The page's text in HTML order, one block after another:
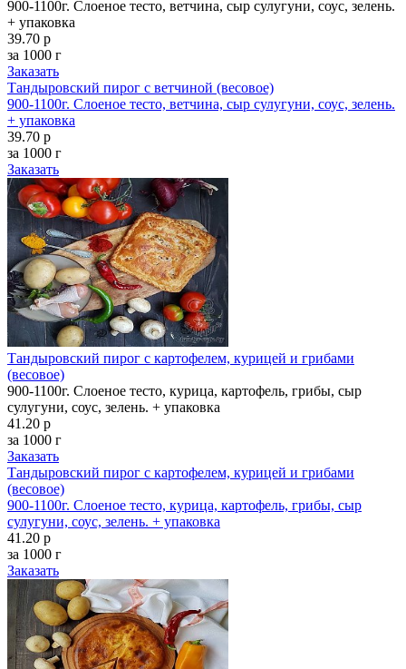
900-1100г. Слоеное тесто, ветчина, сыр сулугуни, соус, зелень.
+ упаковка
39.70 р
за 1000 г
Заказать
Тандыровский пирог с ветчиной (весовое)
900-1100г. Слоеное тесто, ветчина, сыр сулугуни, соус, зелень.
+ упаковка
39.70 р
за 1000 г
Заказать
Тандыровский пирог с картофелем, курицей и грибами
(весовое)
900-1100г. Слоеное тесто, курица, картофель, грибы, сыр
сулугуни, соус, зелень. + упаковка
41.20 р
за 1000 г
Заказать
Тандыровский пирог с картофелем, курицей и грибами
(весовое)
900-1100г. Слоеное тесто, курица, картофель, грибы, сыр
сулугуни, соус, зелень. + упаковка
41.20 р
за 1000 г
Заказать